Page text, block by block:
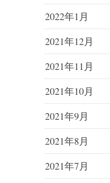
2022年1月
2021年12月
2021年11月
2021年10月
2021年9月
2021年8月
2021年7月